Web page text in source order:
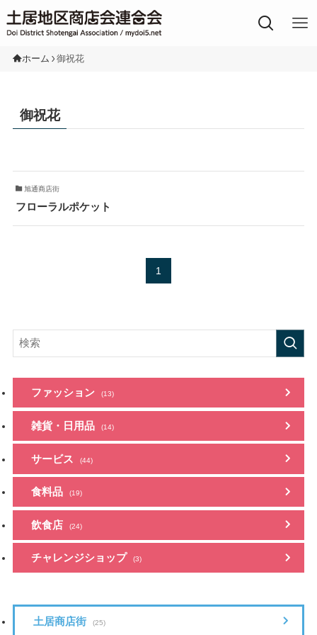
土居地区の商店街
ホーム 御祝花
御祝花
旭通商店街
フローラルポケット
1
ファッション (13)
雑貨・日用品 (14)
サービス (44)
食料品 (19)
飲食店 (24)
チャレンジショップ (3)
土居商店街 (25)